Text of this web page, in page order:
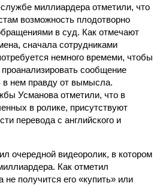
миллиардера отметили, что
возможность плодотворно
в суд. Как отмечают
сначала сотрудниками
немного времеми, чтобы
сообщение
в нем правду от вымысла.
Усманова отметили, что в
в ролике, присутствуют
перевода с английского и
очередной видеоролик, в котором
Как отметил
получится его «купить» или